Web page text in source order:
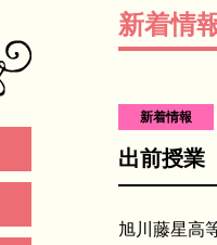
新着情
新着情報
出前授業
旭川藤星高